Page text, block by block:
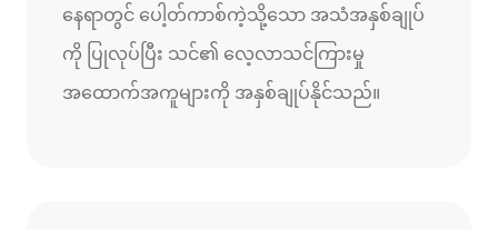
နေရာတွင် ပေါ့တ်ကာစ်ကဲ့သို့သော အသံအနှစ်ချုပ်
ကို ပြုလုပ်ပြီး သင်၏ လေ့လာသင်ကြားမှု
အထောက်အကူများကို အနှစ်ချုပ်နိုင်သည်။